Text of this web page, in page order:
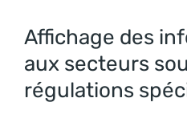
Affichage des
aux secteurs
régulations